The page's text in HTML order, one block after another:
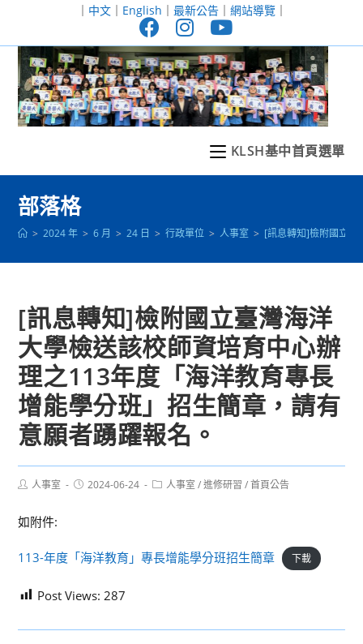
至
｜ 中文｜ English ｜ 最新公告｜ 網站導覽｜
KLSH基中首頁選單
部落格
> 2024 年 > 6 月 > 24 日 > 行政單位 > 人事室 > [訊息轉知]檢附國立臺
[訊息轉知]檢附國立臺灣海洋
大學檢送該校師資培育中心辦
理之113年度「海洋教育專長
增能學分班」招生簡章，請有
意願者踴躍報名。
Post人事室
Post2024-06-24
Post人事室 / 進修研習 / 首頁公告
如附件:
113-年度「海洋教育」專長增能學分班招生簡章 下載
Post Views: 287